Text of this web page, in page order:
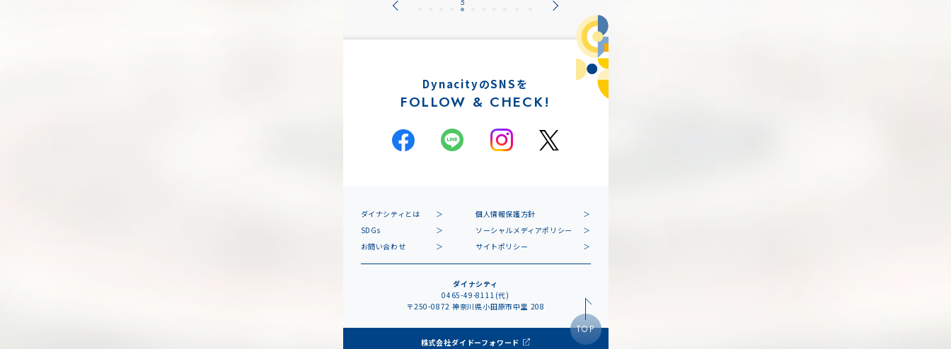
DynacityのSNSを
FOLLOW & CHECK!
ダイナシティとは
個人情報保護方針
SDGs
ソーシャルメディアポリシー
お問い合わせ
サイトポリシー
ダイナシティ
0465-49-8111(代)
〒250-0872 神奈川県小田原市中里 208
TOP
株式会社ダイドーフォワード